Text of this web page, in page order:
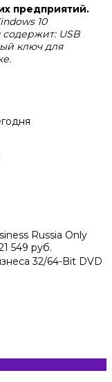
предприятий.
10
USB
ключ для
Russia Only
549 руб.
32/64-Bit DVD